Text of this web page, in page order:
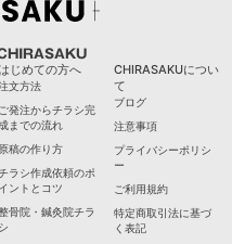
CHIRASAKU
じめての方へ
文方法
ご発注からチラシ完
成までの流れ
原稿の作り方
ラシ作成依頼のポ
イントとコツ
骨院・鍼灸院チラ
シ
CHIRASAKUについ
て
ブログ
注意事項
プライバシーポリシ
ー
ご利用規約
特定商取引法に基づ
く表記